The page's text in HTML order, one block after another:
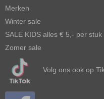
Merken
Winter sale
SALE KIDS alles € 5,- per stuk
Zomer sale
Volg ons ook op